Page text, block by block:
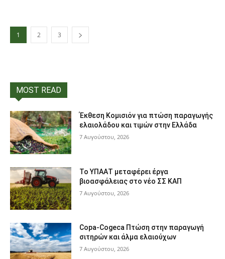
1 2 3
MOST READ
Έκθεση Κομισιόν για πτώση παραγωγής
ελαιολάδου και τιμών στην Ελλάδα
7 Αυγούστου, 2026
Το ΥΠΑΑΤ μεταφέρει έργα
βιοασφάλειας στο νέο ΣΣ ΚΑΠ
7 Αυγούστου, 2026
Copa-Cogeca Πτώση στην παραγωγή
σιτηρών και άλμα ελαιούχων
7 Αυγούστου, 2026